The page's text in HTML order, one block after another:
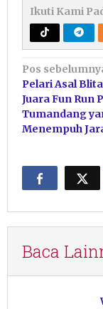
Ikuti Kami
Navigasi
pos
Pos
Pelari Asal
Juara Fun Run
Tumandang
Menempuh
Baca